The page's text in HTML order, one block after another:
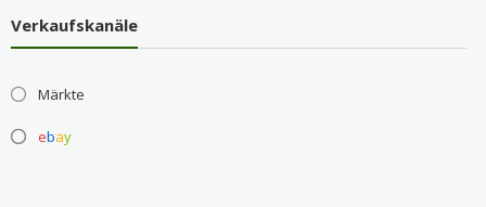
Verkaufskanäle
Märkte
ebay